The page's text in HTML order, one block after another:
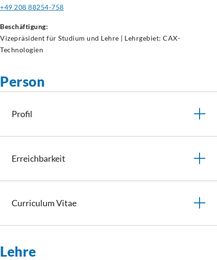
+49 208 88254-758
Beschäftigung:
Vizepräsident für Studium und Lehre | Lehrgebiet: CAX-
Technologien
Person
Profil
Erreichbarkeit
CurriculumVitae
Lehre